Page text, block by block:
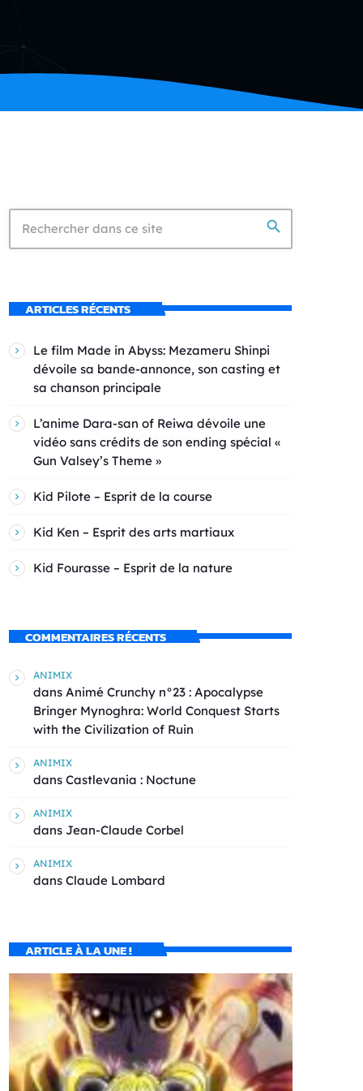
search
ARTICLES RÉCENTS
Le film Made in Abyss: Mezameru Shinpi
dévoile sa bande-annonce, son casting et
sa chanson principale
L’anime Dara-san of Reiwa dévoile une
vidéo sans crédits de son ending spécial «
Gun Valsey’s Theme »
Kid Pilote – Esprit de la course
Kid Ken – Esprit des arts martiaux
Kid Fourasse – Esprit de la nature
COMMENTAIRES RÉCENTS
ANIMIX
dans Animé Crunchy n°23 : Apocalypse
Bringer Mynoghra: World Conquest Starts
with the Civilization of Ruin
ANIMIX
dans Castlevania : Noctune
ANIMIX
dans Jean-Claude Corbel
ANIMIX
dans Claude Lombard
ARTICLE À LA UNE !